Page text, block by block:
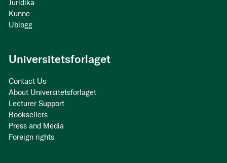
Juridika
Kunne
Ublogg
Universitetsforlaget
Contact Us
About Universitetsforlaget
Lecturer Support
Booksellers
Press and Media
Foreign rights